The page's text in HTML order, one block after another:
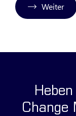
Weiter
Change